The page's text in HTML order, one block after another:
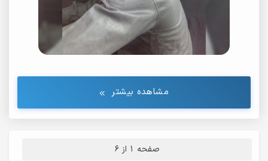
مشاهده بیشتر
صفحه 1 از 6